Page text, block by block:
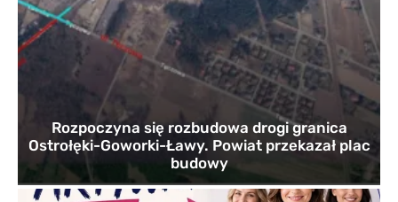
Rozpoczyna się rozbudowa drogi granica
Ostrołęki-Goworki-Ławy. Powiat przekazał plac
budowy